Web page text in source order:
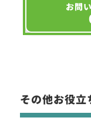
お問
その他お役立